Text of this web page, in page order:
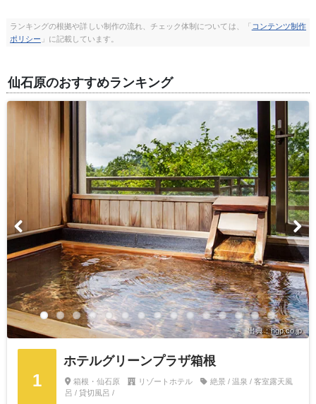
ランキングの根拠や詳しい制作の流れ、チェック体制については、「 コンテンツ制作
ポリシー 」に記載しています。
仙石原のおすすめランキング
出典：hgp.co.jp
1
ホテルグリーンプラザ箱根
箱根・仙石原 リゾートホテル
絶景 / 温泉 / 客室露天風
呂 / 貸切風呂 /